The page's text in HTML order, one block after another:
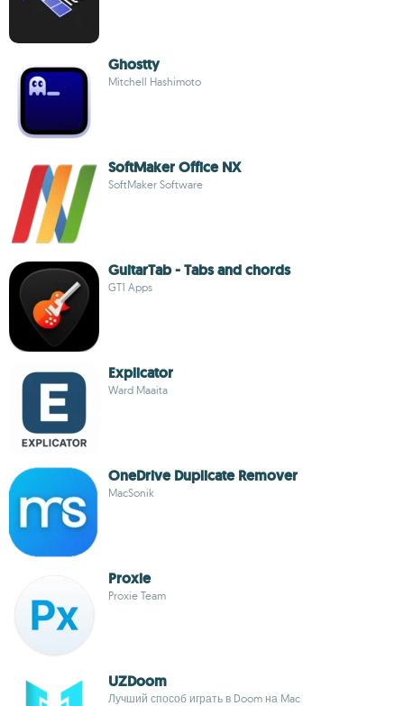
Ghostty
Mitchell Hashimoto
SoftMaker Office NX
SoftMaker Software
GuitarTab - Tabs and chords
GT1 Apps
Explicator
Ward Maaita
OneDrive Duplicate Remover
MacSonik
Proxie
Proxie Team
UZDoom
Лучший способ играть в Doom на Mac